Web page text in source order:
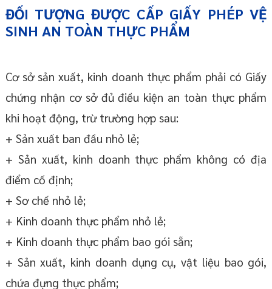
ĐỐI TƯỢNG ĐƯỢC CẤP GIẤY PHÉP VỆ
SINH AN TOÀN THỰC PHẨM
Cơ sở sản xuất, kinh doanh thực phẩm phải có Giấy
chứng nhận cơ sở đủ điều kiện an toàn thực phẩm
khi hoạt động, trừ trường hợp sau:
+ Sản xuất ban đầu nhỏ lẻ;
+ Sản xuất, kinh doanh thực phẩm không có địa
điểm cố định;
+ Sơ chế nhỏ lẻ;
+ Kinh doanh thực phẩm nhỏ lẻ;
+ Kinh doanh thực phẩm bao gói sẵn;
+ Sản xuất, kinh doanh dụng cụ, vật liệu bao gói,
chứa đựng thực phẩm;